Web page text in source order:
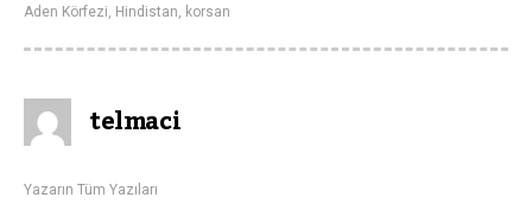
Aden Körfezi, Hindistan, korsan
telmaci
Yazarın Tüm Yazıları